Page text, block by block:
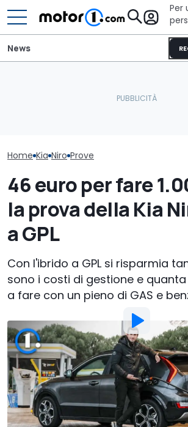
Per
News
Home Kia Niro Prove
46 euro per fare
la prova della Kia
a GPL
Con l'ibrido a GPL si risparmia
sono i costi di gestione e
a fare con un pieno di GAS e
Foto di:Motor1.com
Di:Francesco Meneghini
24 Feb 2025alle17:00